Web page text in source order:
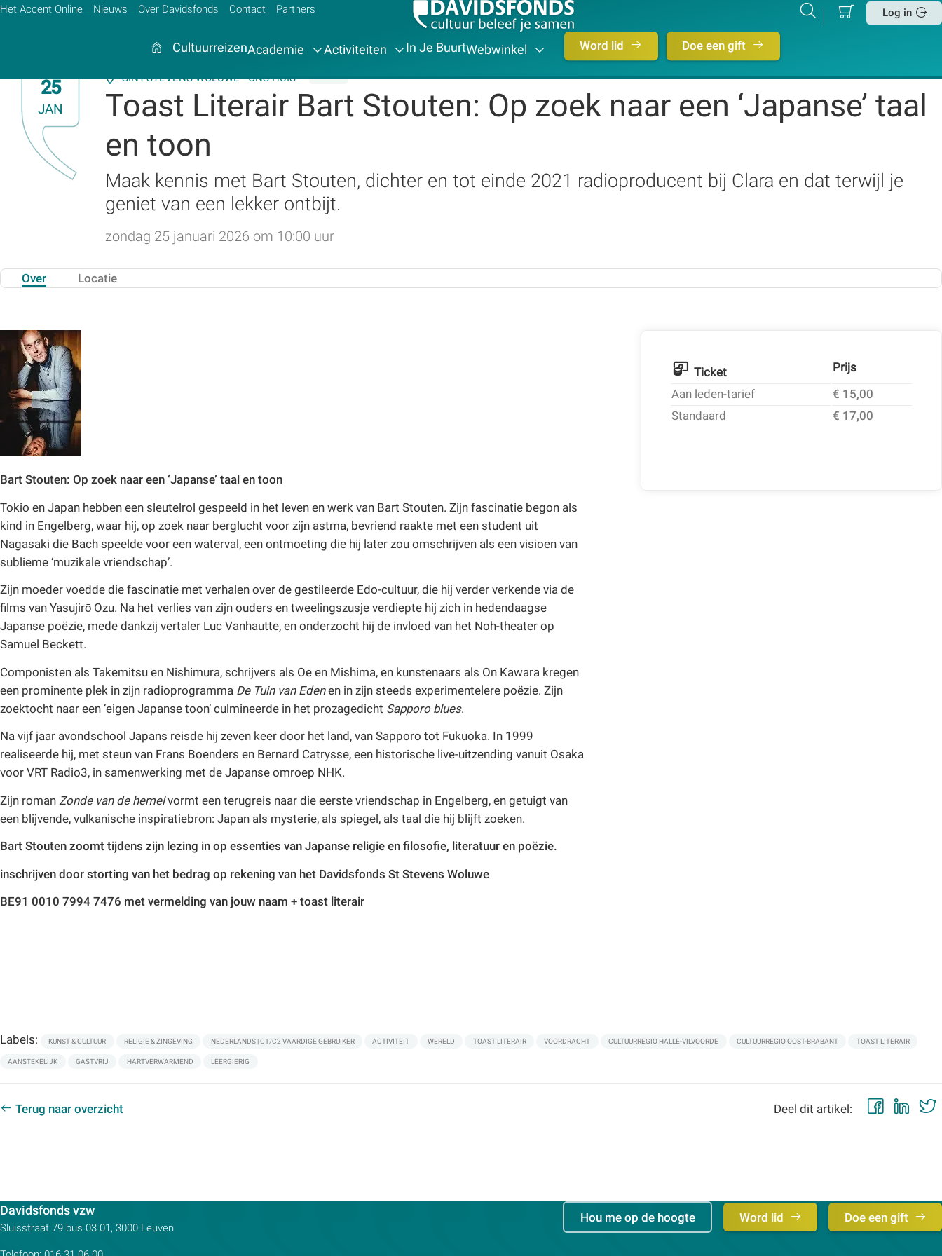
Het Accent Online Nieuws Over Davidsfonds Contact Partners Zoeken
Mijn
winkelmand
BetalenLog in
CultuurreizenAcademie Activiteiten In Je BuurtWebwinkel Word lid Doe een gift
25
JAN
SINT-STEVENS-WOLUWE - ONS HUIS
Toast Literair Bart Stouten: Op zoek naar een ‘Japanse’ taal
en toon
Maak kennis met Bart Stouten, dichter en tot einde 2021 radioproducent bij Clara en dat terwijl je
geniet van een lekker ontbijt.
zondag 25 januari 2026 om 10:00 uur
Over Locatie
Bart Stouten: Op zoek naar een ‘Japanse’ taal en toon
Tokio en Japan hebben een sleutelrol gespeeld in het leven en werk van Bart Stouten. Zijn fascinatie begon als
kind in Engelberg, waar hij, op zoek naar berglucht voor zijn astma, bevriend raakte met een student uit
Nagasaki die Bach speelde voor een waterval, een ontmoeting die hij later zou omschrijven als een visioen van
sublieme ‘muzikale vriendschap’.
Zijn moeder voedde die fascinatie met verhalen over de gestileerde Edo-cultuur, die hij verder verkende via de
films van Yasujirō Ozu. Na het verlies van zijn ouders en tweelingszusje verdiepte hij zich in hedendaagse
Japanse poëzie, mede dankzij vertaler Luc Vanhautte, en onderzocht hij de invloed van het Noh-theater op
Samuel Beckett.
Componisten als Takemitsu en Nishimura, schrijvers als Oe en Mishima, en kunstenaars als On Kawara kregen
een prominente plek in zijn radioprogramma De Tuin van Edenen in zijn steeds experimentelere poëzie. Zijn
zoektocht naar een ‘eigen Japanse toon’ culmineerde in het prozagedicht Sapporo blues.
Na vijf jaar avondschool Japans reisde hij zeven keer door het land, van Sapporo tot Fukuoka. In 1999
realiseerde hij, met steun van Frans Boenders en Bernard Catrysse, een historische live-uitzending vanuit Osaka
voor VRT Radio3, in samenwerking met de Japanse omroep NHK.
Zijn roman Zonde van de hemelvormt een terugreis naar die eerste vriendschap in Engelberg, en getuigt van
een blijvende, vulkanische inspiratiebron: Japan als mysterie, als spiegel, als taal die hij blijft zoeken.
Bart Stouten zoomt tijdens zijn lezing in op essenties van Japanse religie en filosofie, literatuur en poëzie.
inschrijven door storting van het bedrag op rekening van het Davidsfonds St Stevens Woluwe
BE91 0010 7994 7476 met vermelding van jouw naam + toast literair
Ticket
Prijs
Aan leden-tarief
€ 15,00
Standaard
€ 17,00
Labels: KUNST & CULTUUR RELIGIE & ZINGEVING NEDERLANDS | C1/C2 VAARDIGE GEBRUIKER ACTIVITEIT WERELD TOAST LITERAIR VOORDRACHT CULTUURREGIO HALLE-VILVOORDE CULTUURREGIO OOST-BRABANT TOAST LITERAIR
AANSTEKELIJK GASTVRIJ HARTVERWARMEND LEERGIERIG
Terug naar overzicht Deel dit artikel:
Davidsfonds vzwContactpersoon:
Adres:
Sluisstraat 79 bus 03.01, 3000 Leuven
Hou me op de hoogte Word lid Doe een gift
Zoek:
Zoeken